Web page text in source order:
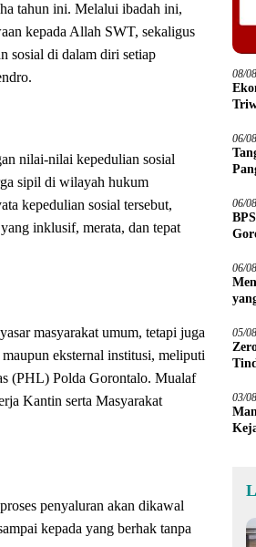
tahun ini. Melalui ibadah ini,
kepada Allah SWT, sekaligus
sosial di dalam diri setiap
nilai-nilai kepedulian sosial
sipil di wilayah hukum
kepedulian sosial tersebut,
inklusif, merata, dan tepat
masyarakat umum, tetapi juga
eksternal institusi, meliputi
(PHL) Polda Gorontalo. Mualaf
Kantin serta Masyarakat
penyaluran akan dikawal
kepada yang berhak tanpa
08/
06/
06/
06/
05/
03/